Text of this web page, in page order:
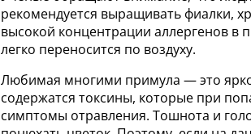
рекомендуется выращивать фиалки,
высокой концентрации аллергенов в
легко переносится по воздуху.
Любимая многими примула — это
содержатся токсины, которые при
симптомы отравления. Тoшнoтa и